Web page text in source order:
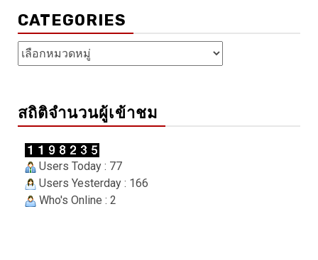
CATEGORIES
Categories
สถิติจำนวนผู้เข้าชม
Users Today : 77
Users Yesterday : 166
Who's Online : 2